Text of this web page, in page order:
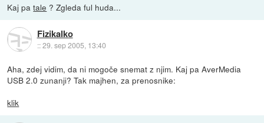
Kaj patale ? Zgleda ful huda...
Fizikalko
::29. sep 2005, 13:40
Aha, zdej vidim, da ni mogoče snemat z njim. Kaj pa AverMedia
USB 2.0 zunanji? Tak majhen, za prenosnike:
klik